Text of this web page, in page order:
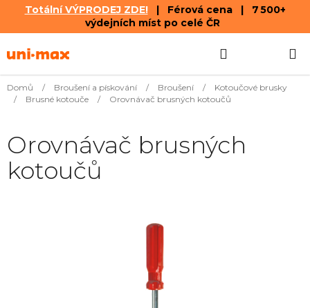
Totální VÝPRODEJ ZDE!| Férová cena | 7 500+
výdejních míst po celé ČR
na
KOŠÍK
Domů / Broušení a pískování / Broušení /
Kotoučové brusky
/
Brusné kotouče / Orovnávač brusných kotoučů
Orovnávač brusných
kotoučů